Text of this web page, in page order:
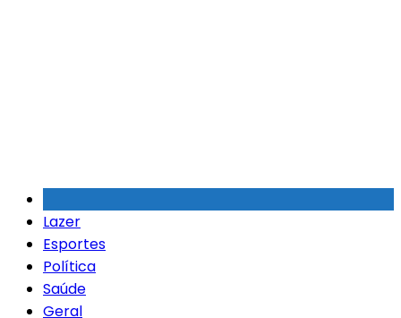
Lazer
Esportes
Política
Saúde
Geral